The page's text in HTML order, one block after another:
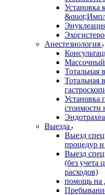
Установка
Анестезиология
Тотальная
Тотальная
Установка
стоимости
Выезда
Выезд
процедур
Выезд
(без учета
расходов)
помощь на